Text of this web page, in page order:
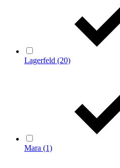
Lagerfeld (20)
Mara (1)